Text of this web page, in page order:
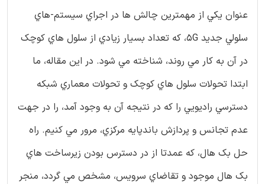
عنوان يکي از مهمترين چالش ها در اجراي سيستم-هاي
سلولي جديد 5G، که تعداد بسيار زيادي از سلول هاي کوچک
در آن به کار مي روند، شناخته مي شود. در اين مقاله، ما
ابتدا تحولات سلول هاي کوچک و تحولات معماري شبکه
دسترسي راديويي را که در نتيجه آن به وجود آمد، را در جهت
عدم تجانس و پردازش باندپايه مرکزي، مرور مي کنيم. راه
حل بک هال، که عمدتا از در دسترس بودن زيرساخت هاي
بک هال موجود و تقاضاي سرويس، مشخص مي گردد، منجر